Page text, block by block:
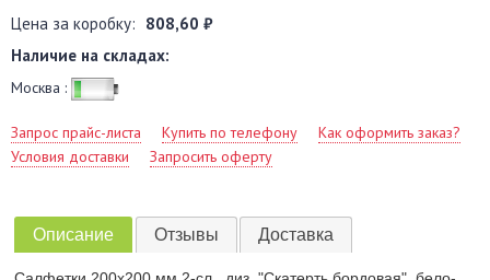
Цена за коробку: 808,60 ₽
Наличие на складах:
Москва :
Запрос прайс-листа Купить по телефону
Как оформить заказ?
Условия доставки
Запросить оферту
Описание Отзывы Доставка